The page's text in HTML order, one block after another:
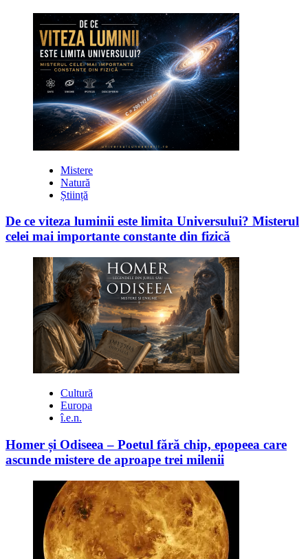
Mistere
Natură
Știință
De ce viteza luminii este limita Universului? Misterul
celei mai importante constante din fizică
Cultură
Europa
î.e.n.
Homer și Odiseea – Poetul fără chip, epopeea care
ascunde mistere de aproape trei milenii